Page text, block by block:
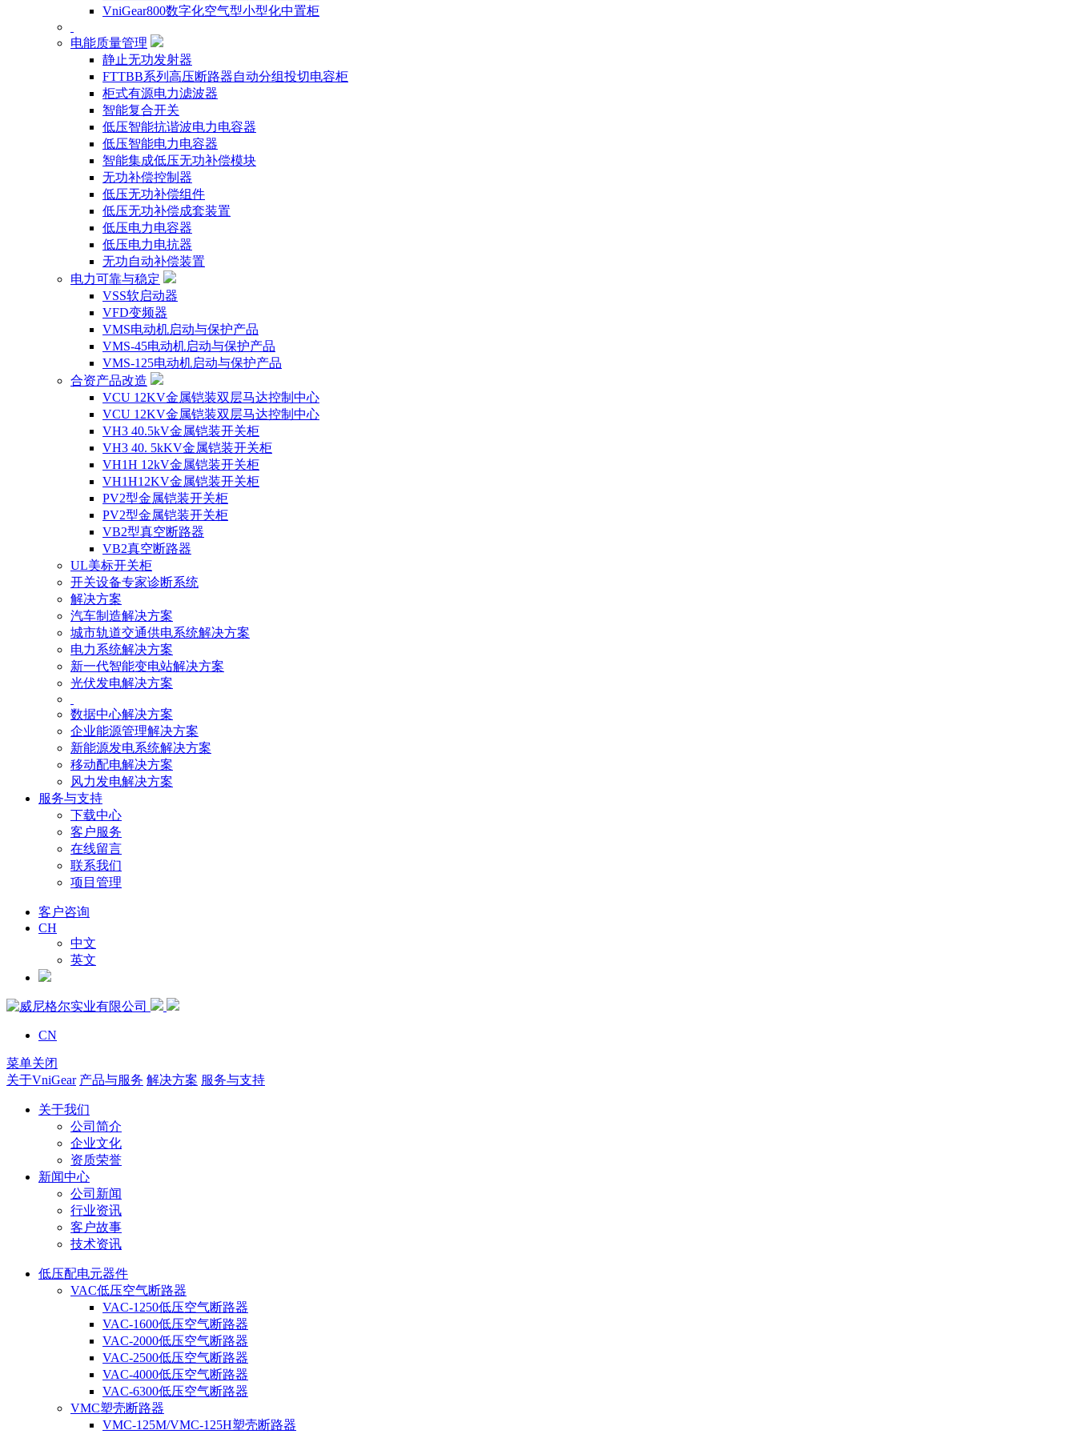
VniGear800数字化空气型小型化中置柜
电能质量管理
静止无功发射器
FTTBB系列高压断路器自动分组投切电容柜
柜式有源电力滤波器
智能复合开关
低压智能抗谐波电力电容器
低压智能电力电容器
智能集成低压无功补偿模块
无功补偿控制器
低压无功补偿组件
低压无功补偿成套装置
低压电力电容器
低压电力电抗器
无功自动补偿装置
电力可靠与稳定
VSS软启动器
VFD变频器
VMS电动机启动与保护产品
VMS-45电动机启动与保护产品
VMS-125电动机启动与保护产品
合资产品改造
VCU 12KV金属铠装双层马达控制中心
VCU 12KV金属铠装双层马达控制中心
VH3 40.5kV金属铠装开关柜
VH3 40. 5kKV金属铠装开关柜
VH1H 12kV金属铠装开关柜
VH1H12KV金属铠装开关柜
PV2型金属铠装开关柜
PV2型金属铠装开关柜
VB2型真空断路器
VB2真空断路器
UL美标开关柜
开关设备专家诊断系统
解决方案
汽车制造解决方案
城市轨道交通供电系统解决方案
电力系统解决方案
新一代智能变电站解决方案
光伏发电解决方案
数据中心解决方案
企业能源管理解决方案
新能源发电系统解决方案
移动配电解决方案
风力发电解决方案
服务与支持
下载中心
客户服务
在线留言
联系我们
项目管理
客户咨询
CH
中文
英文
CN
菜单关闭
关于VniGear 产品与服务 解决方案 服务与支持
关于我们
公司简介
企业文化
资质荣誉
新闻中心
公司新闻
行业资讯
客户故事
技术资讯
低压配电元器件
VAC低压空气断路器
VAC-1250低压空气断路器
VAC-1600低压空气断路器
VAC-2000低压空气断路器
VAC-2500低压空气断路器
VAC-4000低压空气断路器
VAC-6300低压空气断路器
VMC塑壳断路器
VMC-125M/VMC-125H塑壳断路器